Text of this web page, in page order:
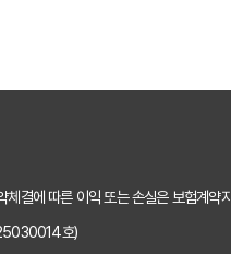
비교사이트 선택, 이것만 알면
결에 따른 이익 또는 손실은 보험계약
호)